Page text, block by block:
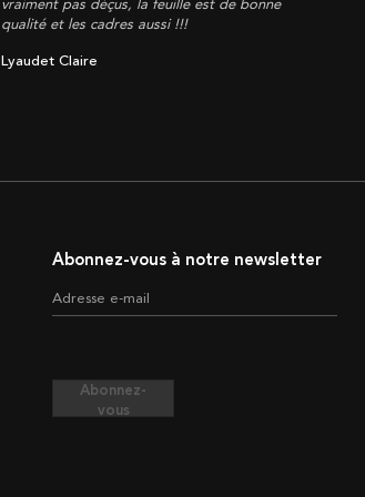
vraiment pas déçus, la feuille est de bonne
qualité et les cadres aussi !!!
Lyaudet Claire
Abonnez-vous à notre newsletter
Adresse e-mail
Abonnez-
vous